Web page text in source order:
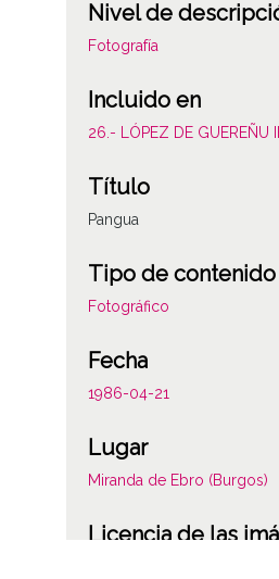
Nivel de
Fotografía
Incluido en
26.- LÓPEZ DE GUEREÑU
Título
Pangua
Tipo de contenido
Fotográfico
Fecha
1986-04-21
Lugar
Miranda de Ebro (Burgos)
Licencia de las